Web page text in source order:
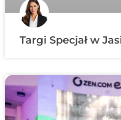
Targi Specjał w